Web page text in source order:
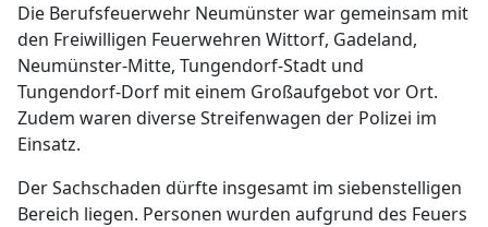
Die Berufsfeuerwehr Neumünster war gemeinsam mit
den Freiwilligen Feuerwehren Wittorf, Gadeland,
Neumünster-Mitte, Tungendorf-Stadt und
Tungendorf-Dorf mit einem Großaufgebot vor Ort.
Zudem waren diverse Streifenwagen der Polizei im
Einsatz.
Der Sachschaden dürfte insgesamt im siebenstelligen
Bereich liegen. Personen wurden aufgrund des Feuers